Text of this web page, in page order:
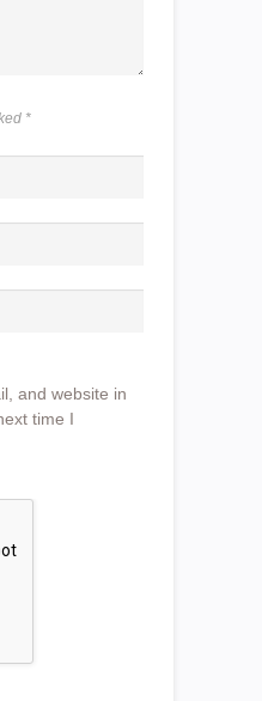
*
and website in
time I